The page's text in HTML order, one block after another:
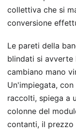
collettiva che si
conversione
Le pareti della
blindati si
cambiano mano
Un'impiegata,
raccolti, spiega a
colonne del
contanti, il